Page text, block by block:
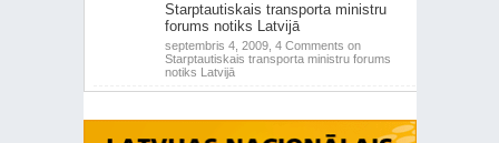
Starptautiskais transporta ministru
forums notiks Latvijā
septembris 4, 2009, 4 Comments on
Starptautiskais transporta ministru forums
notiks Latvijā